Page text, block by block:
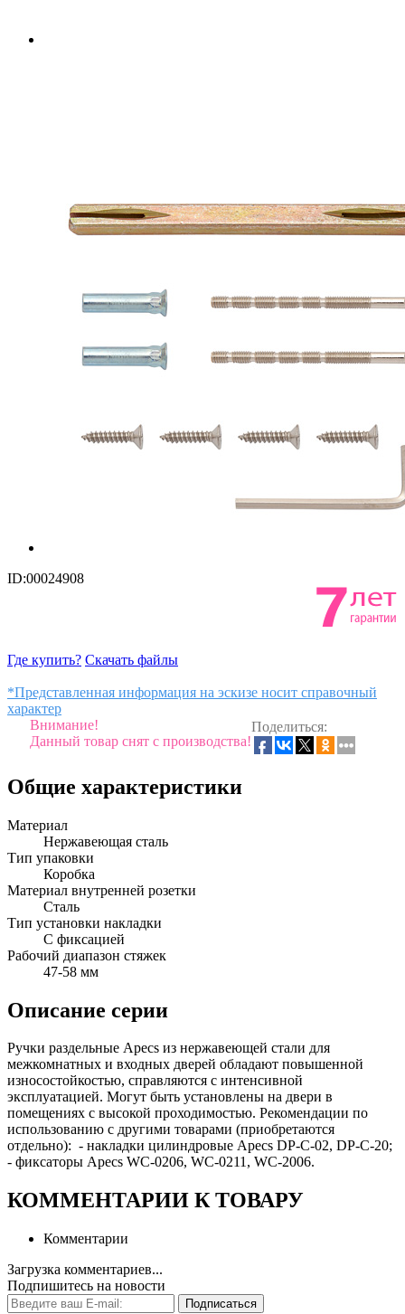
ID:00024908
Где купить? Скачать файлы
*Представленная информация на эскизе носит справочный
характер
Внимание!
Данный товар снят с производства!
Поделиться:
Общие характеристики
Материал
Нержавеющая сталь
Тип упаковки
Коробка
Материал внутренней розетки
Сталь
Тип установки накладки
С фиксацией
Рабочий диапазон стяжек
47-58 мм
Описание серии
Ручки раздельные Apecs из нержавеющей стали для
межкомнатных и входных дверей обладают повышенной
износостойкостью, справляются с интенсивной
эксплуатацией. Могут быть установлены на двери в
помещениях с высокой проходимостью. Рекомендации по
использованию с другими товарами (приобретаются
отдельно): - накладки цилиндровые Apecs DP-C-02, DP-C-20;
- фиксаторы Apecs WC-0206, WC-0211, WC-2006.
КОММЕНТАРИИ К ТОВАРУ
Комментарии
Загрузка комментариев...
Подпишитесь на новости
Подписаться